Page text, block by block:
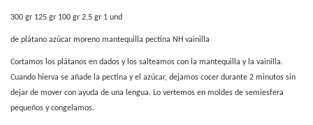
300 gr 125 gr 100 gr 2,5 gr 1 und
de plátano azúcar moreno mantequilla pectina NH vainilla
Cortamos los plátanos en dados y los salteamos con la mantequilla y la vainilla.
Cuando hierva se añade la pectina y el azúcar, dejamos cocer durante 2 minutos sin
dejar de mover con ayuda de una lengua. Lo vertemos en moldes de semiesfera
pequeños y congelamos.